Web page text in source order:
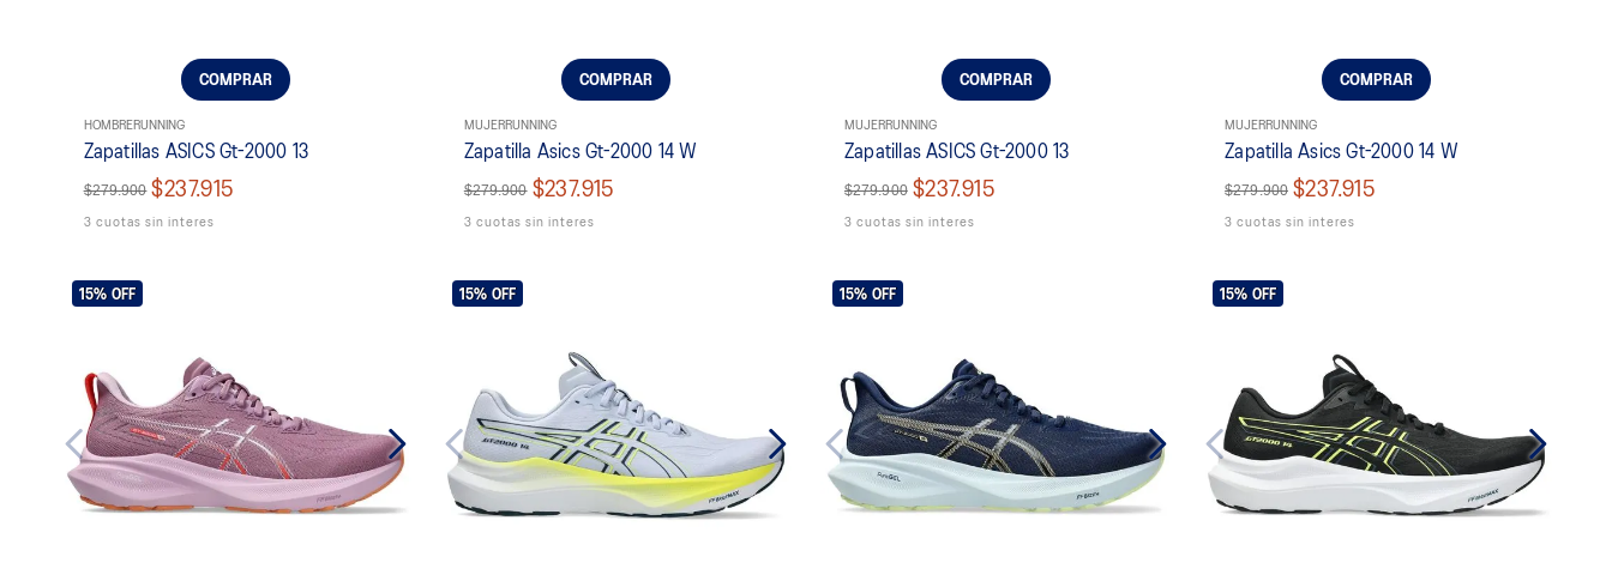
COMPRAR
HOMBRERUNNING
Zapatillas ASICS Gt-2000 13
$279.900 $237.915
3 cuotas sin interes
COMPRAR
MUJERRUNNING
Zapatilla Asics Gt-2000 14 W
$279.900 $237.915
3 cuotas sin interes
COMPRAR
MUJERRUNNING
Zapatillas ASICS Gt-2000 13
$279.900 $237.915
3 cuotas sin interes
COMPRAR
MUJERRUNNING
Zapatilla Asics Gt-2000 14 W
$279.900 $237.915
3 cuotas sin interes
15% OFF 15% OFF 15% OFF 15% OFF